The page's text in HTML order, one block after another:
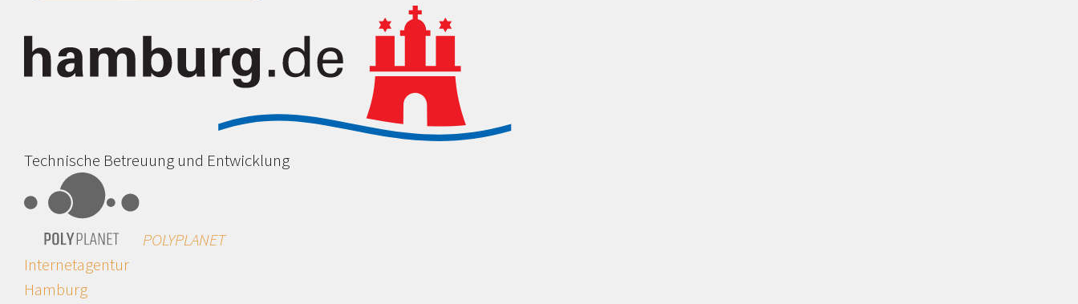
Technische Betreuung und Entwicklung
POLYPLANET
Internetagentur
Hamburg